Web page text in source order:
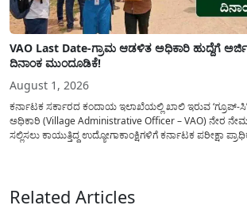
VAO Last Date-ಗ್ರಾಮ ಆಡಳಿತ ಅಧಿಕಾರಿ ಹುದ್ದೆಗೆ
ದಿನಾಂಕ ಮುಂದೂಡಿಕೆ!
August 1, 2026
ಕರ್ನಾಟಕ ಸರ್ಕಾರದ ಕಂದಾಯ ಇಲಾಖೆಯಲ್ಲಿ ಖಾಲಿ ಇರುವ ‘ಗ್ರೂಪ್-
ಅಧಿಕಾರಿ (Village Administrative Officer – VAO) ನೇರ
ಸಲ್ಲಿಸಲು ಕಾಯುತ್ತಿದ್ದ ಉದ್ಯೋಗಾಕಾಂಕ್ಷಿಗಳಿಗೆ ಕರ್ನಾಟಕ ಪರೀಕ್ಷಾ
Related Articles